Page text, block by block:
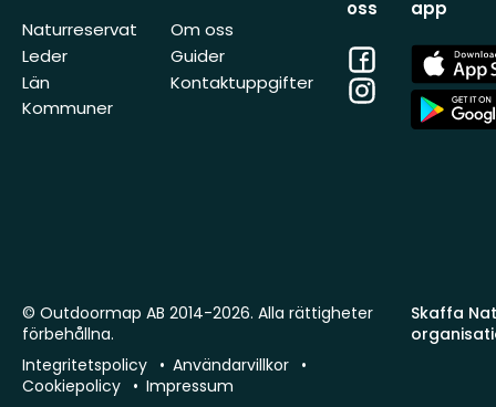
Naturreservat
Leder
Län
Kommuner
Om oss
Guider
Kontaktuppgifter
oss
Facebook
Instagram
app
App
Store
App
Store
Skaffa
© Outdoormap AB 2014-2026. Alla rättigheter
förbehållna.
Integritetspolicy
Användarvillkor
Cookiepolicy
Impressum